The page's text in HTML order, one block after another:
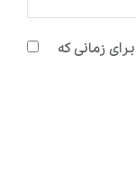
زمانی که